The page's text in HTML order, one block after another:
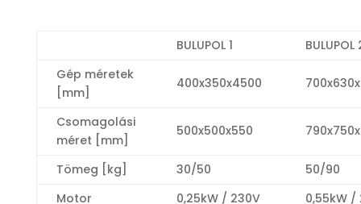
BULUPOL 1
BULUPOL
Gép méretek
[mm]
400x350x4500
Csomagolási
méret [mm]
500x500x550
Tömeg [kg] 30/50
50/90
Motor
0,25kW / 230V
0,55kW /